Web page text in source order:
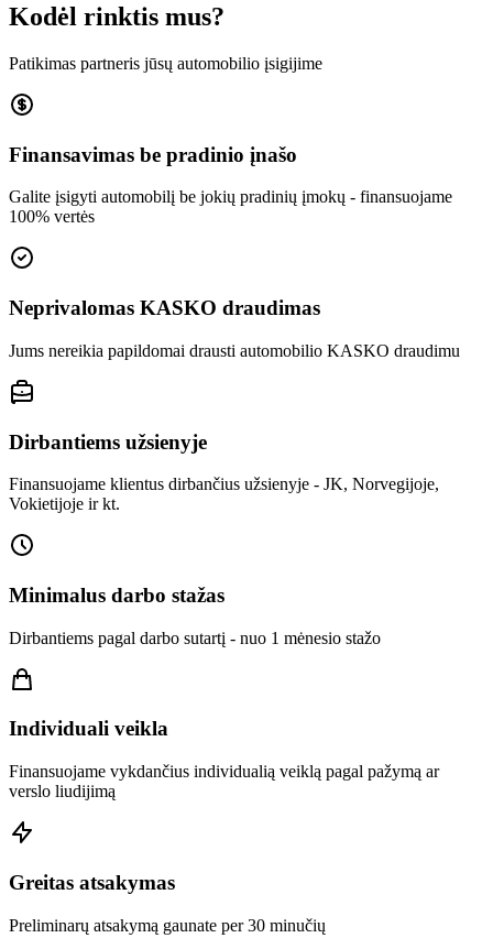
Kodėl rinktis mus?
Patikimas partneris jūsų automobilio įsigijime
Finansavimas be pradinio įnašo
Galite įsigyti automobilį be jokių pradinių įmokų - finansuojame
100% vertės
Neprivalomas KASKO draudimas
Jums nereikia papildomai drausti automobilio KASKO draudimu
Dirbantiems užsienyje
Finansuojame klientus dirbančius užsienyje - JK, Norvegijoje,
Vokietijoje ir kt.
Minimalus darbo stažas
Dirbantiems pagal darbo sutartį - nuo 1 mėnesio stažo
Individuali veikla
Finansuojame vykdančius individualią veiklą pagal pažymą ar
verslo liudijimą
Greitas atsakymas
Preliminarų atsakymą gaunate per 30 minučių